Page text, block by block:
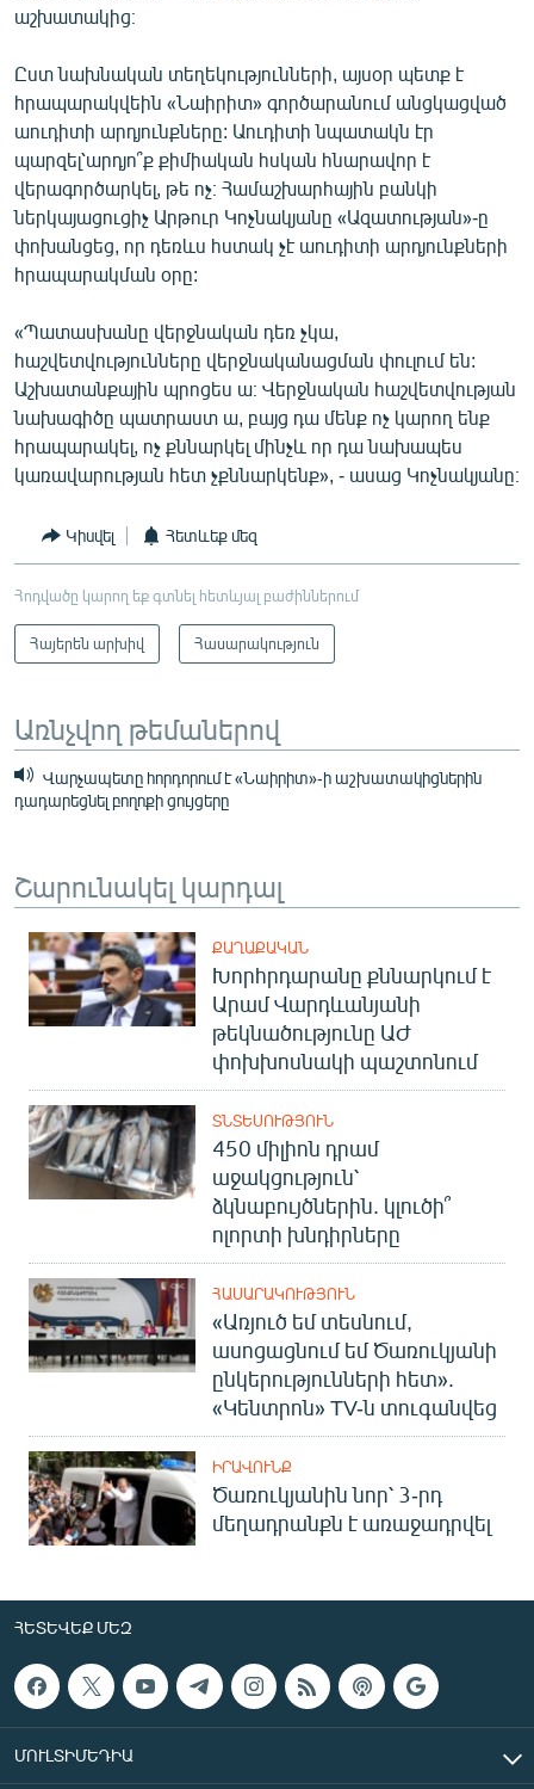
աշխատակից։
Ըստ նախնական տեղեկությունների, այսօր պետք է
հրապարակվեին «Նաիրիտ» գործարանում անցկացված
աուդիտի արդյունքները: Աուդիտի նպատակն էր
պարզել՝արդյո՞ք քիմիական հսկան հնարավոր է
վերագործարկել, թե ոչ։ Համաշխարհային բանկի
ներկայացուցիչ Արթուր Կոչնակյանը «Ազատության»-ը
փոխանցեց, որ դեռևս հստակ չէ աուդիտի արդյունքների
հրապարակման օրը:
«Պատասխանը վերջնական դեռ չկա,
հաշվետվությունները վերջնականացման փուլում են:
Աշխատանքային պրոցես ա։ Վերջնական հաշվետվության
նախագիծը պատրաստ ա, բայց դա մենք ոչ կարող ենք
հրապարակել, ոչ քննարկել մինչև որ դա նախապես
կառավարության հետ չքննարկենք», - ասաց Կոչնակյանը։
Կիսվել Հետևեք մեզ
Հոդվածը կարող եք գտնել հետևյալ բաժիններում
Հայերեն արխիվ Հասարակություն
Առնչվող թեմաներով
Վարչապետը հորդորում է «Նաիրիտ»-ի աշխատակիցներին
դադարեցնել բողոքի ցույցերը
Շարունակել կարդալ
ՔԱՂԱՔԱԿԱՆ
Խորհրդարանը քննարկում է
Արամ Վարդևանյանի
թեկնածությունը ԱԺ
փոխխոսնակի պաշտոնում
ՏՆՏԵՍՈՒԹՅՈՒՆ
450 միլիոն դրամ
աջակցություն՝
ձկնաբույծներին. կլուծի՞
ոլորտի խնդիրները
ՀԱՍԱՐԱԿՈՒԹՅՈՒՆ
«Առյուծ եմ տեսնում,
ասոցացնում եմ Ծառուկյանի
ընկերությունների հետ».
«Կենտրոն» TV-ն տուգանվեց
ԻՐԱՎՈՒՆՔ
Ծառուկյանին նոր՝ 3-րդ
մեղադրանքն է առաջադրվել
ՀԵՏԵՎԵՔ ՄԵԶ
ՄՈՒԼՏԻՄԵԴԻԱ